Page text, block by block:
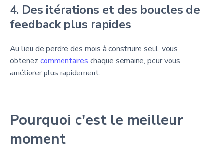
4. Des itérations et des boucles de
feedback plus rapides
Au lieu de perdre des mois à construire seul, vous
obtenez commentaires chaque semaine, pour vous
améliorer plus rapidement.
Pourquoi c'est le meilleur
moment